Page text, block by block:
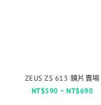
ZEUS ZS 613 鏡片賣場
NT$590 ~ NT$690